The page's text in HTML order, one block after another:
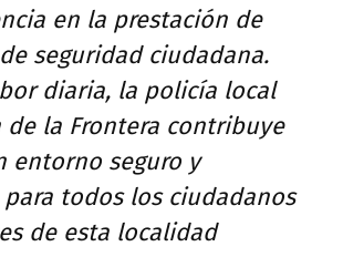
en la prestación de
seguridad ciudadana.
diaria, la policía local
de la Frontera contribuye
entorno seguro y
todos los ciudadanos
de esta localidad